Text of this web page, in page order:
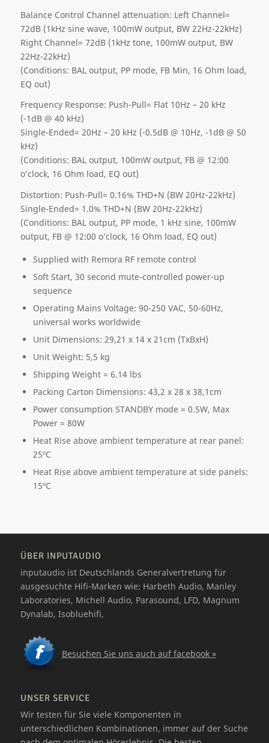
Balance Control Channel attenuation: Left Channel=
72dB (1kHz sine wave, 100mW output, BW 22Hz-22kHz)
Right Channel= 72dB (1kHz tone, 100mW output, BW
22Hz-22kHz)
(Conditions: BAL output, PP mode, FB Min, 16 Ohm load,
EQ out)
Frequency Response: Push-Pull= Flat 10Hz – 20 kHz
(-1dB @ 40 kHz)
Single-Ended= 20Hz – 20 kHz (-0.5dB @ 10Hz, -1dB @ 50
kHz)
(Conditions: BAL output, 100mW output, FB @ 12:00
o’clock, 16 Ohm load, EQ out)
Distortion: Push-Pull= 0.16% THD+N (BW 20Hz-22kHz)
Single-Ended= 1.0% THD+N (BW 20Hz-22kHz)
(Conditions: BAL output, PP mode, 1 kHz sine, 100mW
output, FB @ 12:00 o’clock, 16 Ohm load, EQ out)
Supplied with Remora RF remote control
Soft Start, 30 second mute-controlled power-up
sequence
Operating Mains Voltage: 90-250 VAC, 50-60Hz,
universal works worldwide
Unit Dimensions: 29,21 x 14 x 21cm (TxBxH)
Unit Weight: 5,5 kg
Shipping Weight = 6.14 lbs
Packing Carton Dimensions: 43,2 x 28 x 38,1cm
Power consumption STANDBY mode = 0.5W, Max
Power = 80W
Heat Rise above ambient temperature at rear panel:
25ºC
Heat Rise above ambient temperature at side panels:
15ºC
ÜBER INPUTAUDIO
inputaudio ist Deutschlands Generalvertretung für
ausgesuchte Hifi-Marken wie: Harbeth Audio, Manley
Laboratories, Michell Audio, Parasound, LFD, Magnum
Dynalab, Isobluehifi,
Besuchen Sie uns auch auf facebook »
UNSER SERVICE
Wir testen für Sie viele Komponenten in
unterschiedlichen Kombinationen, immer auf der Suche